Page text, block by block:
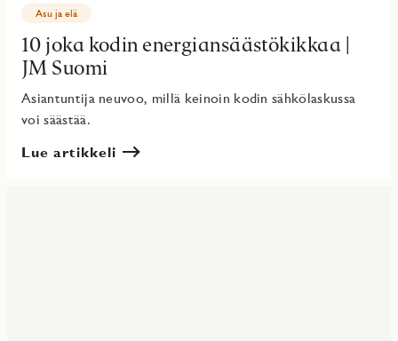
Asu ja elä
10 joka kodin energiansäästökikkaa |
JM Suomi
Asiantuntija neuvoo, millä keinoin kodin sähkölaskussa
voi säästää.
Lue artikkeli